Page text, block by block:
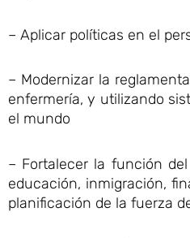
– Aplicar políticas en el
– Modernizar la
enfermería, y utilizando
el mundo
– Fortalecer la función
educación, inmigración,
planificación de la fuerza